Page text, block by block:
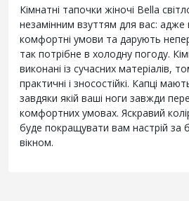
Кімнатні тапочки жіночі Bella
незамінним взуттям для вас:
комфортні умови та дарують
так потрібне в холодну погоду.
виконані із сучасних матеріалів,
практичні і зносостійкі. Капці
завдяки якій ваші ноги завжди
комфортних умовах. Яскравий
буде покращувати вам настрій за
вікном.